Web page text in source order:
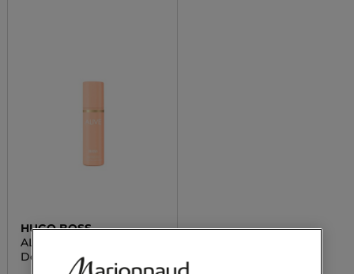
HUGO BOSS
ALIVE
Deodorant v spreji